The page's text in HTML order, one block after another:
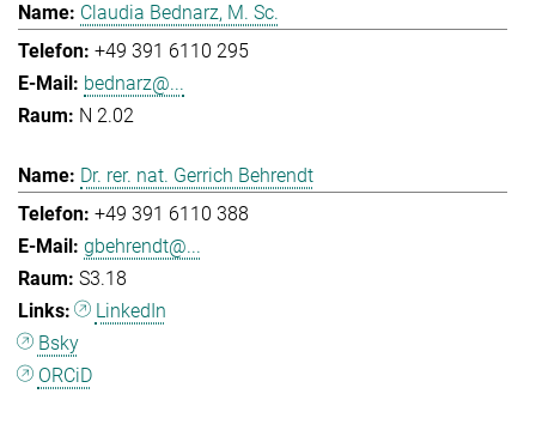
Claudia Bednarz, M. Sc.
+49 391 6110 295
bednarz@...
N 2.02
Dr. rer. nat. Gerrich Behrendt
+49 391 6110 388
gbehrendt@...
S3.18
LinkedIn
Bsky
ORCiD